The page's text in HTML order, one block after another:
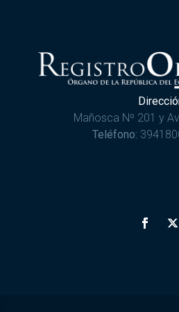
Mañosca Nº 201 y
Teléfono: